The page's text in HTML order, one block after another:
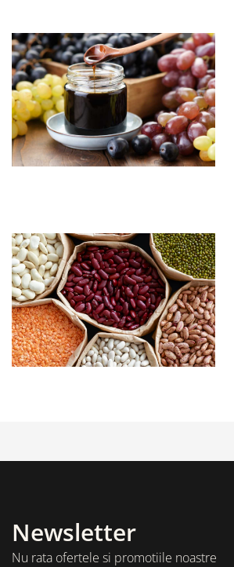
Newsletter
Nu rata ofertele si promotiile noastre